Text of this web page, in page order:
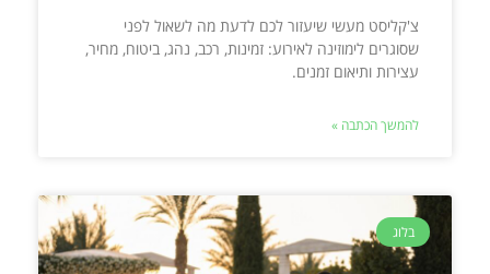
צ'קליסט מעשי שיעזור לכם לדעת מה לשאול לפני
שסוגרים לימוזינה לאירוע: זמינות, רכב, נהג, ביטוח, מחיר,
עצירות ותיאום זמנים.
להמשך הכתבה »
בלוג